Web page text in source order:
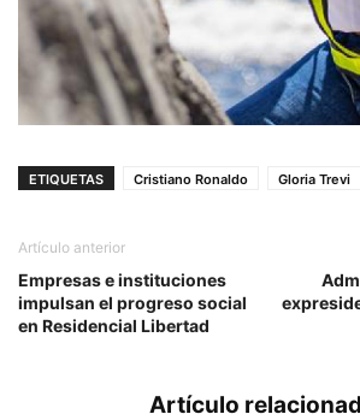
ETIQUETAS Cristiano Ronaldo Gloria Trevi
Artículo anterior
Empresas e instituciones
impulsan el progreso social
en Residencial Libertad
Artículo